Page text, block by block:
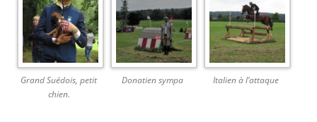
Grand Suédois, petit
chien.
Donatien sympa Italien à l’attaque